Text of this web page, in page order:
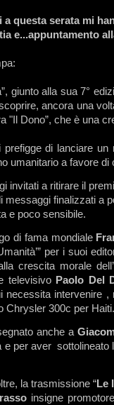
questa serata mi
e...appuntamento
giunto alla sua 7°
ancora una
"Il Dono”, che è una
prefigge di lanciare
umanitario a favore
invitati a ritirare il
messaggi finalizzati a
e poco sensibile.
di fama mondiale
per i suoi
crescita morale
televisivo Paolo Del
necessita intervenire
Chrysler 300c per Haiti.
anche a
e per aver
la trasmissione “Le
insigne